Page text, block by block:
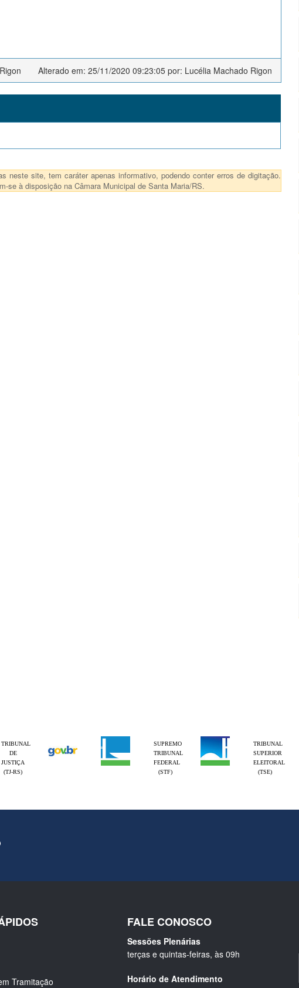
Alterado em: 25/11/2020 09:23:05 por: Lucélia Machado Rigon
neste site, tem caráter apenas informativo, podendo conter erros de digitação.
se à disposição na Câmara Municipal de Santa Maria/RS.
TRIBUNAL
DE
JUSTIÇA
(TJ-RS)
SUPREMO
TRIBUNAL
FEDERAL
(STF)
TRIBUNAL
SUPERIOR
ELEITORAL
(TSE)
Tramitação
FALE CONOSCO
Sessões Plenárias
terças e quintas-feiras, às 09h
Horário de Atendimento